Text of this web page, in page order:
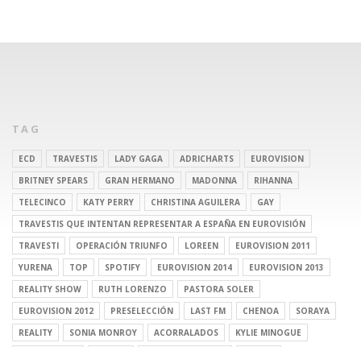
TAG
ECD TRAVESTIS LADY GAGA ADRICHARTS
EUROVISION
BRITNEY SPEARS
GRAN HERMANO MADONNA
RIHANNA
TELECINCO
KATY PERRY CHRISTINA AGUILERA
GAY
TRAVESTIS QUE INTENTAN REPRESENTAR A ESPAÑA EN EUROVISIÓN
TRAVESTI
OPERACIÓN TRIUNFO LOREEN
EUROVISION 2011
YURENA
TOP SPOTIFY EUROVISION 2014
EUROVISION 2013
REALITY SHOW
RUTH LORENZO
PASTORA SOLER
EUROVISION 2012
PRESELECCIÓN LAST FM CHENOA
SORAYA
REALITY
SONIA MONROY ACORRALADOS
KYLIE MINOGUE